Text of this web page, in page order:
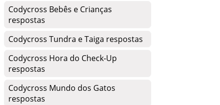
Codycross Bebês e Crianças
respostas
Codycross Tundra e Taiga respostas
Codycross Hora do Check-Up
respostas
Codycross Mundo dos Gatos
respostas